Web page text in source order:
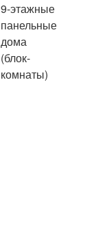
9-этажные
панельные
дома
(блок-
комнаты)